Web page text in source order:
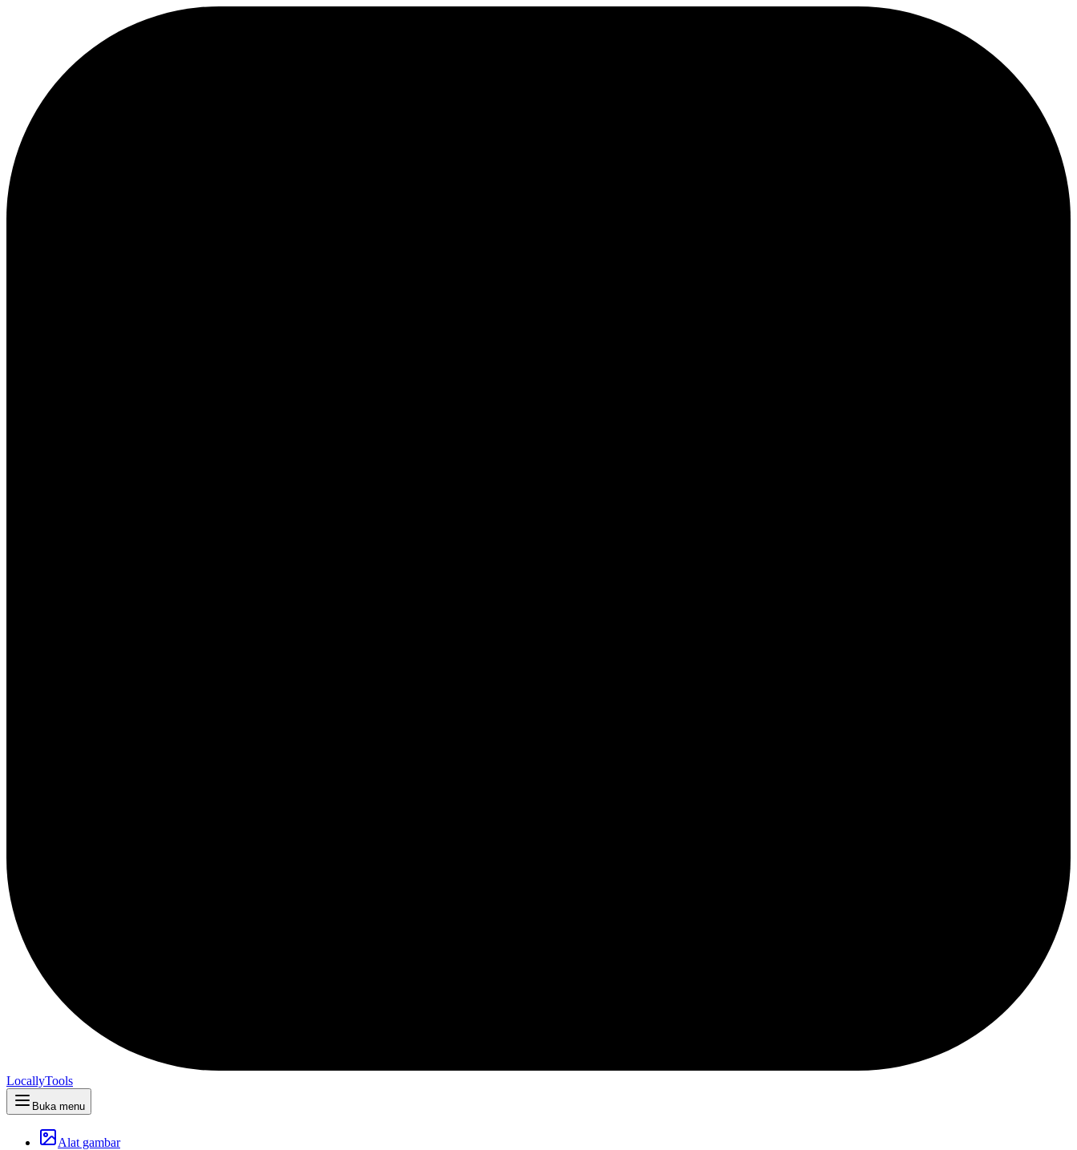
LocallyTools
Buka menu
Alat gambar